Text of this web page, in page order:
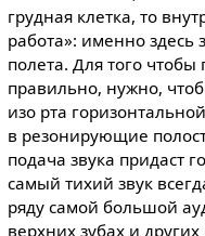
грудная клетка, то
работа»: именно здесь
полета. Для того
правильно, нужно,
изо рта
в резонирующие
подача звука придаст
самый тихий звук
ряду самой большой
верхних зубах и